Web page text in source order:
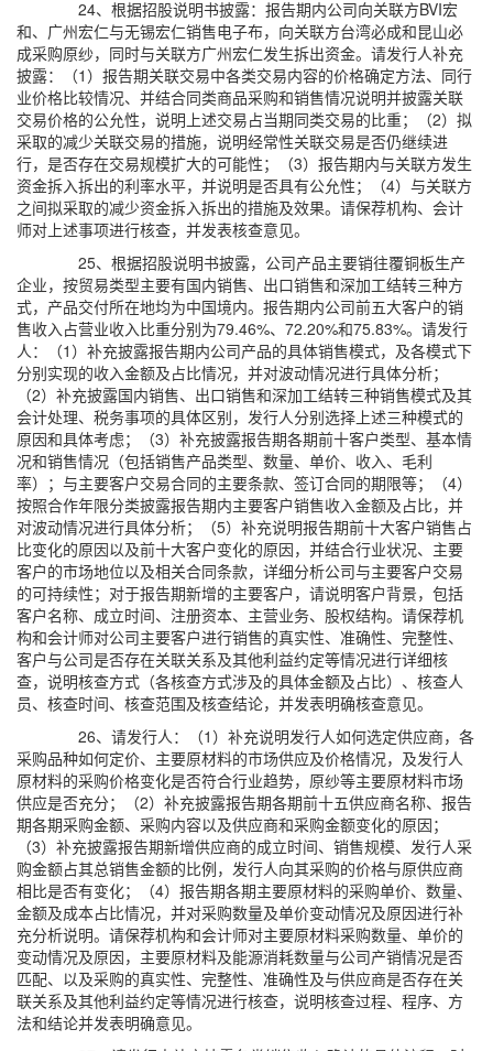
24、根据招股说明书披露：报告期内公司向关联方BVI宏
和、广州宏仁与无锡宏仁销售电子布，向关联方台湾必成和昆山必
成采购原纱，同时与关联方广州宏仁发生拆出资金。请发行人补充
披露：（1）报告期关联交易中各类交易内容的价格确定方法、同行
业价格比较情况、并结合同类商品采购和销售情况说明并披露关联
交易价格的公允性，说明上述交易占当期同类交易的比重；（2）拟
采取的减少关联交易的措施，说明经常性关联交易是否仍继续进
行，是否存在交易规模扩大的可能性；（3）报告期内与关联方发生
资金拆入拆出的利率水平，并说明是否具有公允性；（4）与关联方
之间拟采取的减少资金拆入拆出的措施及效果。请保荐机构、会计
师对上述事项进行核查，并发表核查意见。
25、根据招股说明书披露，公司产品主要销往覆铜板生产
企业，按贸易类型主要有国内销售、出口销售和深加工结转三种方
式，产品交付所在地均为中国境内。报告期内公司前五大客户的销
售收入占营业收入比重分别为79.46%、72.20%和75.83%。请发行
人：（1）补充披露报告期内公司产品的具体销售模式，及各模式下
分别实现的收入金额及占比情况，并对波动情况进行具体分析；
（2）补充披露国内销售、出口销售和深加工结转三种销售模式及其
会计处理、税务事项的具体区别，发行人分别选择上述三种模式的
原因和具体考虑；（3）补充披露报告期各期前十客户类型、基本情
况和销售情况（包括销售产品类型、数量、单价、收入、毛利
率）；与主要客户交易合同的主要条款、签订合同的期限等；（4）
按照合作年限分类披露报告期内主要客户销售收入金额及占比，并
对波动情况进行具体分析；（5）补充说明报告期前十大客户销售占
比变化的原因以及前十大客户变化的原因，并结合行业状况、主要
客户的市场地位以及相关合同条款，详细分析公司与主要客户交易
的可持续性；对于报告期新增的主要客户，请说明客户背景，包括
客户名称、成立时间、注册资本、主营业务、股权结构。请保荐机
构和会计师对公司主要客户进行销售的真实性、准确性、完整性、
客户与公司是否存在关联关系及其他利益约定等情况进行详细核
查，说明核查方式（各核查方式涉及的具体金额及占比）、核查人
员、核查时间、核查范围及核查结论，并发表明确核查意见。
26、请发行人：（1）补充说明发行人如何选定供应商，各
采购品种如何定价、主要原材料的市场供应及价格情况，及发行人
原材料的采购价格变化是否符合行业趋势，原纱等主要原材料市场
供应是否充分；（2）补充披露报告期各期前十五供应商名称、报告
期各期采购金额、采购内容以及供应商和采购金额变化的原因；
（3）补充披露报告期新增供应商的成立时间、销售规模、发行人采
购金额占其总销售金额的比例，发行人向其采购的价格与原供应商
相比是否有变化；（4）报告期各期主要原材料的采购单价、数量、
金额及成本占比情况，并对采购数量及单价变动情况及原因进行补
充分析说明。请保荐机构和会计师对主要原材料采购数量、单价的
变动情况及原因，主要原材料及能源消耗数量与公司产销情况是否
匹配、以及采购的真实性、完整性、准确性及与供应商是否存在关
联关系及其他利益约定等情况进行核查，说明核查过程、程序、方
法和结论并发表明确意见。